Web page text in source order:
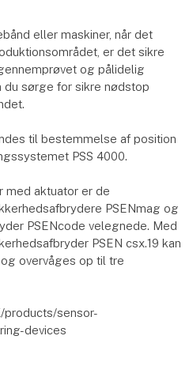
eller maskiner, når det
er det sikre
og pålidelig
du sørge for sikre nødstop
til bestemmelse af position
PSS 4000.
med aktuator er de
PSENmag og
PSENcode velegnede. Med
PSEN csx.19 kan
overvåges op til tre
products/sensor-
devices